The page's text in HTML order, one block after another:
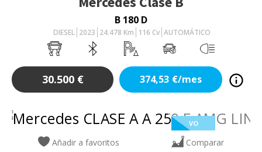
B 180 D
DIESEL 2023 24.478 Km 116 Cv AUTOMÁTICO
30.500 € 374,53 €/mes
VO
Añadir a favoritos Comparar